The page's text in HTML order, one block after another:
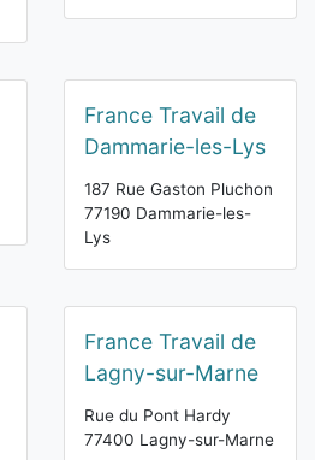
France Travail de
Dammarie-les-Lys
187 Rue Gaston Pluchon
77190 Dammarie-les-
Lys
France Travail de
Lagny-sur-Marne
Rue du Pont Hardy
77400 Lagny-sur-Marne